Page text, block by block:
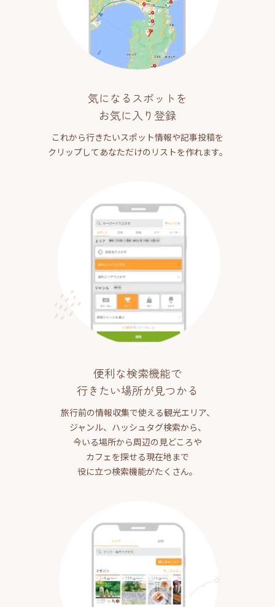
気になるスポットを
お気に入り登録
これから行きたいスポット情報や記事投稿を
クリップしてあなただけのリストを作れます。
便利な検索機能で
行きたい場所が見つかる
旅行前の情報収集で使える観光エリア、
ジャンル、ハッシュタグ検索から、
今いる場所から周辺の見どころや
カフェを探せる現在地まで
役に立つ検索機能がたくさん。